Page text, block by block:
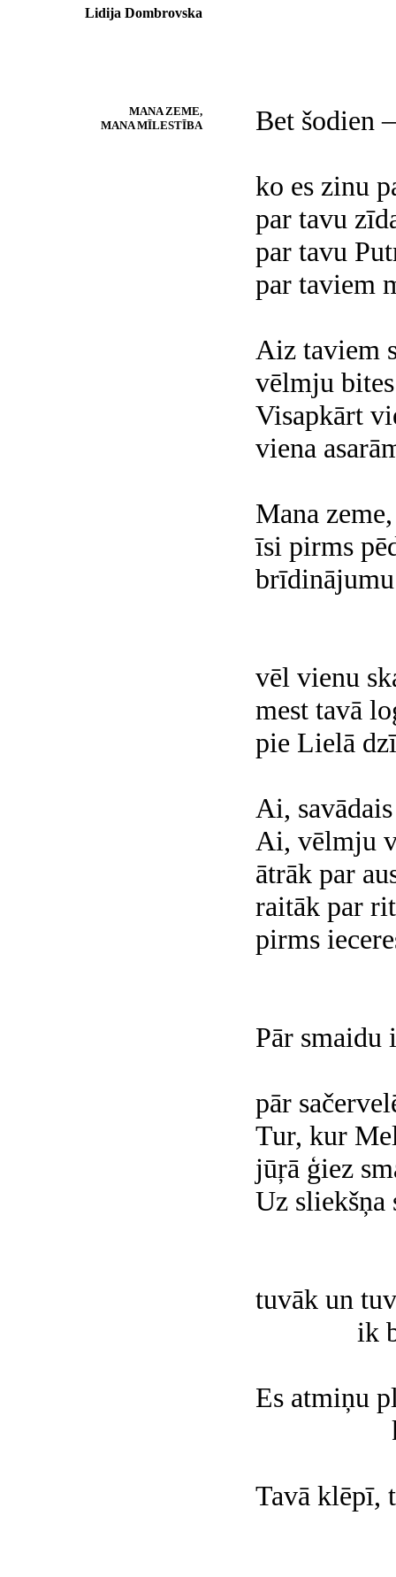
Lidija Dombrovska
MANA ZEME,
MANA MĪLESTĪBA
Bet šodien –
ko es zinu
par tavu
par tavu
par taviem
Aiz taviem
vēlmju
Visapkārt
viena
Mana
īsi pirms
vēl vienu
mest tavā
pie Lielā
Ai,
Ai, vēlmju
ātrāk par
raitāk par
pirms
Pār smaidu
pār
Tur, kur
jūŗā ģiez
Uz sliekšņa
tuvāk un
ik
Es atmiņu
Tavā klēpī,